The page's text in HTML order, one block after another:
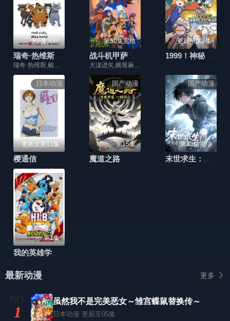
第6集完结
瑞奇·热维斯之街猫一族
瑞奇·热维斯,戴安·摩根,汤姆·巴斯登,大卫·厄尔,乔·哈特利,安德鲁·布鲁克
第50集完结
战斗机甲萨芬格尔
大泷进矢,横尾麻里,岛津冴子,古川登志夫,山下启介,鳕子,二又一成,银河万丈,盐泽兼人,广森信吾,森功至
更新至第3集
1999！神秘学对策部国语版
日本动漫
更新至第11集
樱通信
国产动漫
第15集
魔道之路
国产动漫
第33集完结
末世求生：我能看到隐藏提示
第1集
我的英雄学院特别篇
最新动漫 更多
1
虽然我不是完美恶女～雏宫蝶鼠替换传～
日本动漫 更新至05集